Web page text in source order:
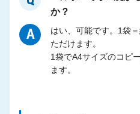
か？
A
はい、可能です。1袋
ただけます。
1袋でA4サイズのコピ
ます。